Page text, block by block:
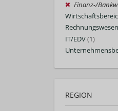
Finanz-/
IT/EDV(1)
REGION